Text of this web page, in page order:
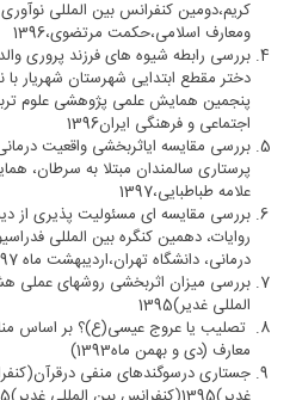
کریم،دومین کنفرانس بین المللی
ومعارف اسلامی،حکمت مرتضوی،1396
بررسی رابطه شیوه های فرزند پروری
دختر مقطع ابتدایی شهرستان شهریار با
پنجمین همایش علمی پژوهشی علوم
اجتماعی و فرهنگی ایران1396
بررسی مقایسه ایاثربخشی واقعیت
پرستاری سالمندان مبتلا به سرطان،
علامه طباطبایی،1397
بررسی مقایسه ای مسئولیت پذیری از
روایات، دهمین کنگره بین المللی
درمانی، دانشگاه تهران،اردیبهشت ماه 1397
بررسی میزان اثربخشی روشهای عملی
المللی غدیر)1395
تصلیب یا عروج عیسی(ع)؟ بر اساس
معارف (دی و بهمن ماه1393)
جستاری درسوگندهای منفی